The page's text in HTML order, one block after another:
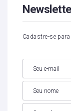
Cadastre-se